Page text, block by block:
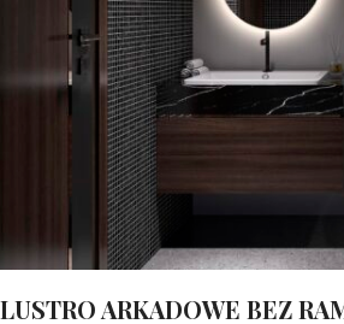
LUSTRO ARKADOWE BEZ